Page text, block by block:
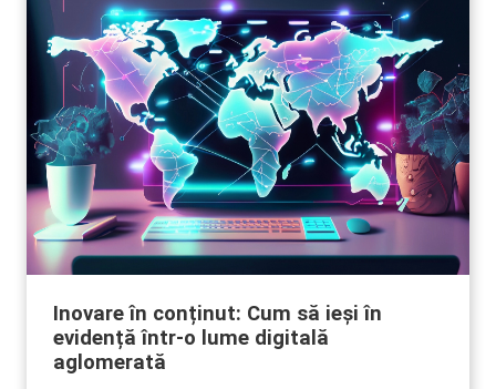
Inovare în conținut: Cum să ieși în
evidență într-o lume digitală
aglomerată